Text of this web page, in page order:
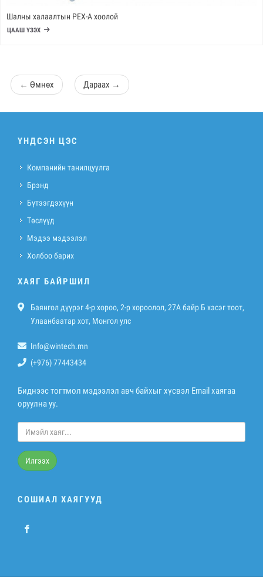
Шалны халаалтын PEX-A хоолой
ЦААШ ҮЗЭХ
← Өмнөх Дараах →
ҮНДСЭН ЦЭС
Компанийн танилцуулга
Брэнд
Бүтээгдэхүүн
Төслүүд
Мэдээ мэдээлэл
Холбоо барих
ХАЯГ БАЙРШИЛ
Баянгол дүүрэг 4-р хороо, 2-р хороолол, 27A байр Б хэсэг тоот,
Улаанбаатар хот, Монгол улс
Info@wintech.mn
(+976) 77443434
Биднээс тогтмол мэдээлэл авч байхыг хүсвэл Email хаягаа
оруулна уу.
Илгээх
СОШИАЛ ХАЯГУУД